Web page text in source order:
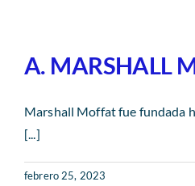
A. MARSHALL
Marshall Moffat fue fundada
[...]
febrero 25, 2023